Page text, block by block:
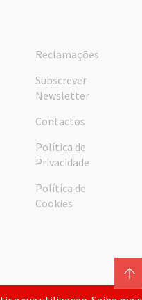
Reclamações
Subscrever
Newsletter
Contactos
Política de
Privacidade
Política de
Cookies